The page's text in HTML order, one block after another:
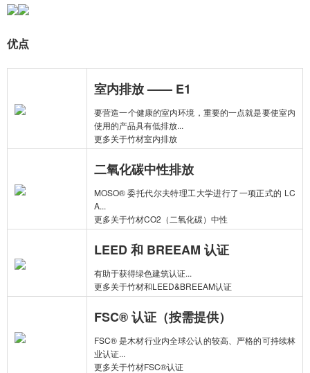
优点
室内排放 —— E1
要营造一个健康的室内环境，重要的一点就是要使室内
使用的产品具有低排放...
更多关于竹材室内排放
二氧化碳中性排放
MOSO® 委托代尔夫特理工大学进行了一项正式的 LC
A...
更多关于竹材CO2（二氧化碳）中性
LEED 和 BREEAM 认证
有助于获得绿色建筑认证...
更多关于竹材和LEED&BREEAM认证
FSC® 认证（按需提供）
FSC® 是木材行业内全球公认的较高、严格的可持续林
业认证...
更多关于竹材FSC®认证